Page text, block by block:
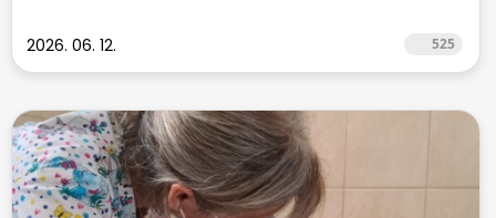
2026. 06. 12. 525